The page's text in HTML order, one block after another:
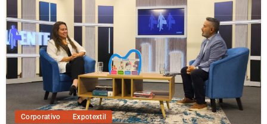
Corporativo Expotextil